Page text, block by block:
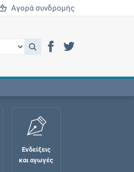
Αγορά συνδρομής
Ενδείξεις
και αγωγές